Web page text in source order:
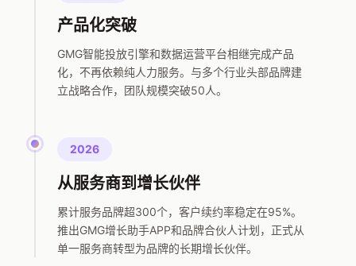
产品化突破
GMG智能投放引擎和数据运营平台相继完成产品
化，不再依赖纯人力服务。与多个行业头部品牌建
立战略合作，团队规模突破50人。
2026
从服务商到增长伙伴
累计服务品牌超300个，客户续约率稳定在95%。
推出GMG增长助手APP和品牌合伙人计划，正式从
单一服务商转型为品牌的长期增长伙伴。